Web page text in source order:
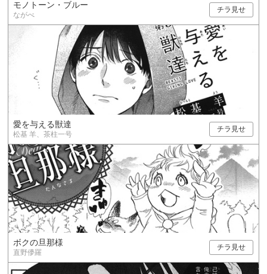
モノトーン・ブルー
ながべ
チラ見せ
愛を与える獣達
松基 羊、茶柱一号
チラ見せ
ボクの旦那様
直野儚羅
チラ見せ